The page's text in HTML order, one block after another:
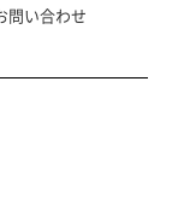
問い合わせ